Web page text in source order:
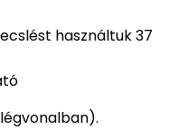
használtuk 37